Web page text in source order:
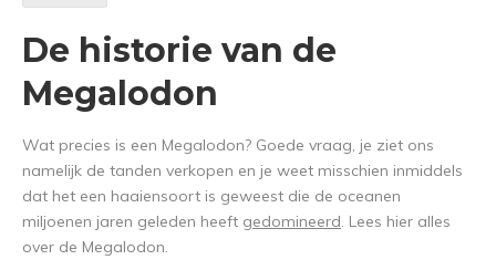
De historie van de
Megalodon
Wat precies is een Megalodon? Goede vraag, je ziet ons
namelijk de tanden verkopen en je weet misschien inmiddels
dat het een haaiensoort is geweest die de oceanen
miljoenen jaren geleden heeft gedomineerd. Lees hier alles
over de Megalodon.